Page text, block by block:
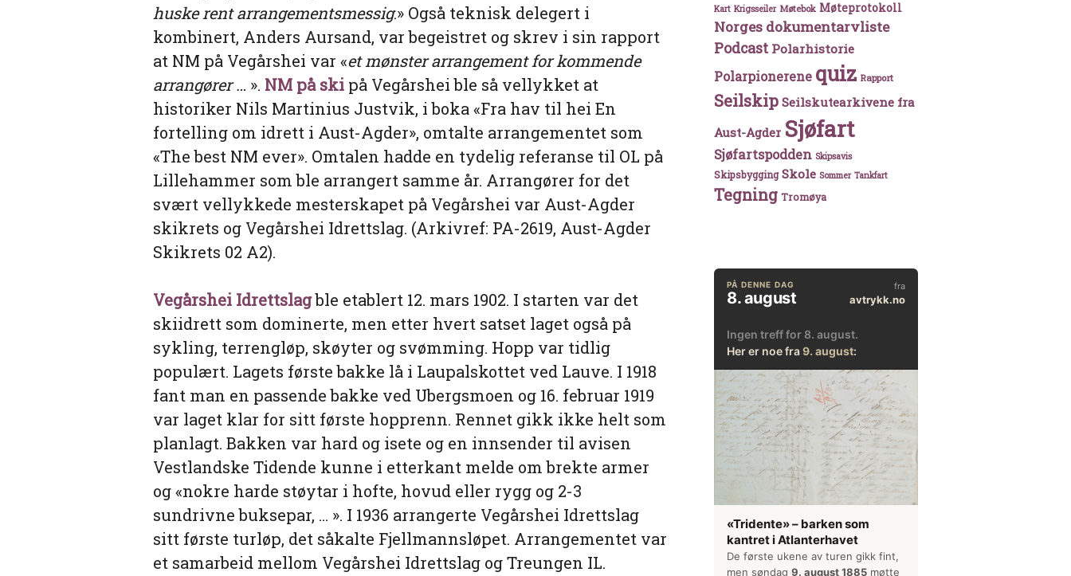
huske rent arrangementsmessig.» Også teknisk delegert i
kombinert, Anders Aursand, var begeistret og skrev i sin rapport
at NM på Vegårshei var «et mønster arrangement for kommende
arrangører … ». NM på ski på Vegårshei ble så vellykket at
historiker Nils Martinius Justvik, i boka «Fra hav til hei En
fortelling om idrett i Aust-Agder», omtalte arrangementet som
«The best NM ever». Omtalen hadde en tydelig referanse til OL på
Lillehammer som ble arrangert samme år. Arrangører for det
svært vellykkede mesterskapet på Vegårshei var Aust-Agder
skikrets og Vegårshei Idrettslag. (Arkivref: PA-2619, Aust-Agder
Skikrets 02 A2).
Vegårshei Idrettslagble etablert 12. mars 1902. I starten var det
skiidrett som dominerte, men etter hvert satset laget også på
sykling, terrengløp, skøyter og svømming. Hopp var tidlig
populært. Lagets første bakke lå i Laupalskottet ved Lauve. I 1918
fant man en passende bakke ved Ubergsmoen og 16. februar 1919
var laget klar for sitt første hopprenn. Rennet gikk ikke helt som
planlagt. Bakken var hard og isete og en innsender til avisen
Vestlandske Tidende kunne i etterkant melde om brekte armer
og «nokre harde støytar i hofte, hovud eller rygg og 2-3
sundrivne buksepar, … ». I 1936 arrangerte Vegårshei Idrettslag
sitt første turløp, det såkalte Fjellmannsløpet. Arrangementet var
et samarbeid mellom Vegårshei Idrettslag og Treungen IL.
Kart Krigsseiler Møtebok Møteprotokoll
Norges dokumentarvliste
Podcast Polarhistorie
Polarpionerene quiz Rapport
Seilskip Seilskutearkivene fra
Aust-Agder Sjøfart
Sjøfartspodden Skipsavis
Skipsbygging Skole Sommer Tankfart
Tegning Tromøya